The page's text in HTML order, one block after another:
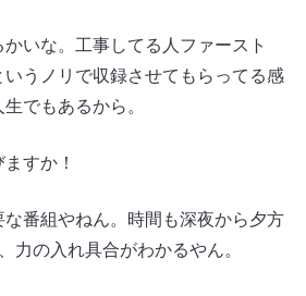
いな。工事してる人ファースト
うノリで収録させてもらってる感
でもあるから。
すか！
番組やねん。時間も深夜から夕方
力の入れ具合がわかるやん。